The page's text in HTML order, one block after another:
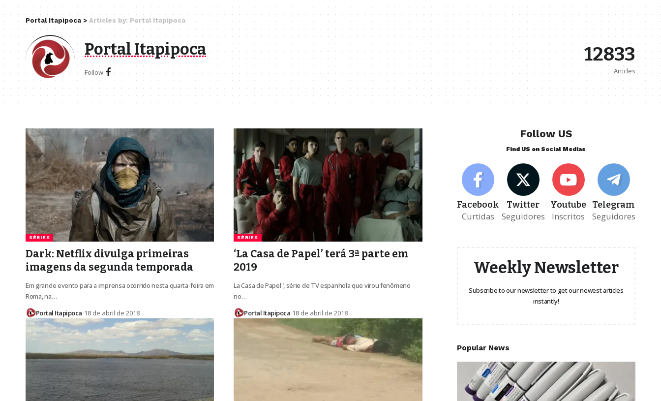
Portal Itapipoca > Articles by: Portal Itapipoca
Portal Itapipoca
Follow:
12833
Articles
SÉRIES
Dark: Netflix divulga primeiras
imagens da segunda temporada
Em grande evento para a imprensa ocorrido nesta quarta-feira em
Roma, na…
Portal Itapipoca 18 de abril de 2018
SÉRIES
‘La Casa de Papel’ terá 3ª parte em
2019
La Casa de Papel", série de TV espanhola que virou fenômeno
no…
Portal Itapipoca 18 de abril de 2018
Follow US
Find US on Social Medias
Facebook
Curtidas
Twitter
Seguidores
Youtube
Inscritos
Telegram
Seguidores
Weekly Newsletter
Subscribe to our newsletter to get our newest articles
instantly!
Popular News